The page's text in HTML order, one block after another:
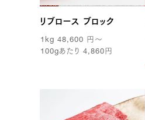
リブロース ブロック
1kg 48,600 円 〜
100gあたり 4,860 円